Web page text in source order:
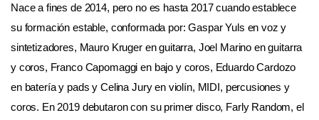
Nace a fines de 2014, pero no es hasta 2017 cuando establece
su formación estable, conformada por: Gaspar Yuls en voz y
sintetizadores, Mauro Kruger en guitarra, Joel Marino en guitarra
y coros, Franco Capomaggi en bajo y coros, Eduardo Cardozo
en batería y pads y Celina Jury en violín, MIDI, percusiones y
coros. En 2019 debutaron con su primer disco, Farly Random, el